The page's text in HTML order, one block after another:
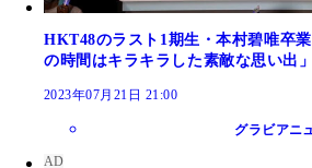
HKT48のラスト1期生・本村碧唯卒
の時間はキラキラした素敵な思い出」
2023年07月21日 21:00
グラビアニ